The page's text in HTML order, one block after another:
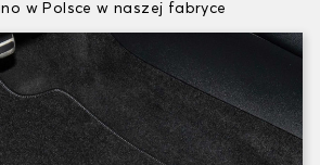
w Polsce w naszej fabryce